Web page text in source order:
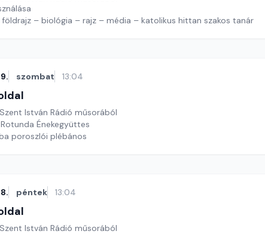
földrajz – biológia – rajz – média – katolikus hittan szakos tanár
szombat 13:04
István Rádió műsorából
Énekegyüttes
poroszlói plébános
péntek 13:04
István Rádió műsorából